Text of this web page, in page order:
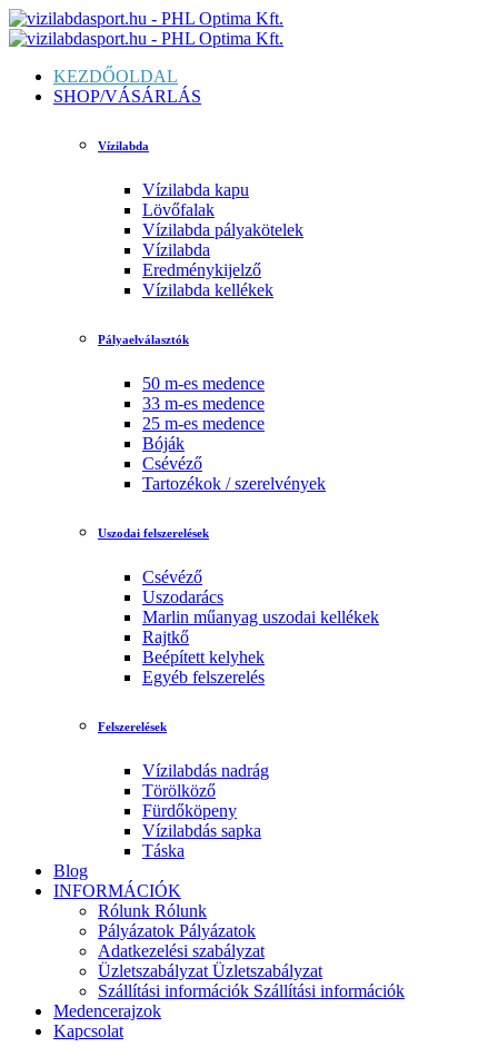
KEZDŐOLDAL
SHOP/VÁSÁRLÁS
Vízilabda
Vízilabda kapu
Lövőfalak
Vízilabda pályakötelek
Vízilabda
Eredménykijelző
Vízilabda kellékek
Pályaelválasztók
50 m-es medence
33 m-es medence
25 m-es medence
Bóják
Csévéző
Tartozékok / szerelvények
Uszodai felszerelések
Csévéző
Uszodarács
Marlin műanyag uszodai kellékek
Rajtkő
Beépített kelyhek
Egyéb felszerelés
Felszerelések
Vízilabdás nadrág
Törölköző
Fürdőköpeny
Vízilabdás sapka
Táska
Blog
INFORMÁCIÓK
Rólunk Rólunk
Pályázatok Pályázatok
Adatkezelési szabályzat
Üzletszabályzat Üzletszabályzat
Szállítási információk Szállítási információk
Medencerajzok
Kapcsolat